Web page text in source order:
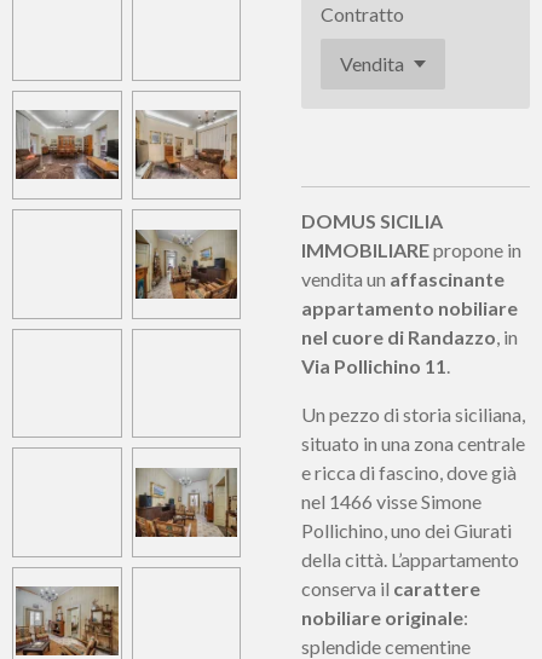
Contratto
DOMUS SICILIA
IMMOBILIAREpropone in
vendita un affascinante
appartamento nobiliare
nel cuore di Randazzo, in
Via Pollichino 11.
Un pezzo di storia siciliana,
situato in una zona centrale
e ricca di fascino, dove già
nel 1466 visse Simone
Pollichino, uno dei Giurati
della città. L’appartamento
conserva il carattere
nobiliare originale:
splendide cementine